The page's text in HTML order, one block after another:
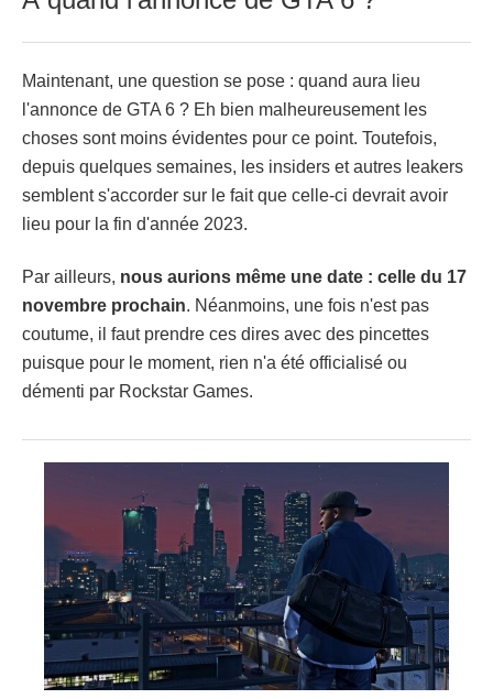
Maintenant, une question se pose : quand aura lieu
l'annonce de GTA 6 ? Eh bien malheureusement les
choses sont moins évidentes pour ce point. Toutefois,
depuis quelques semaines, les insiders et autres leakers
semblent s'accorder sur le fait que celle-ci devrait avoir
lieu pour la fin d'année 2023.
Par ailleurs, nous aurions même une date : celle du 17
novembre prochain. Néanmoins, une fois n'est pas
coutume, il faut prendre ces dires avec des pincettes
puisque pour le moment, rien n'a été officialisé ou
démenti par Rockstar Games.